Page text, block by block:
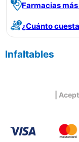
Farmacias
¿Cuánto
Infaltables
|